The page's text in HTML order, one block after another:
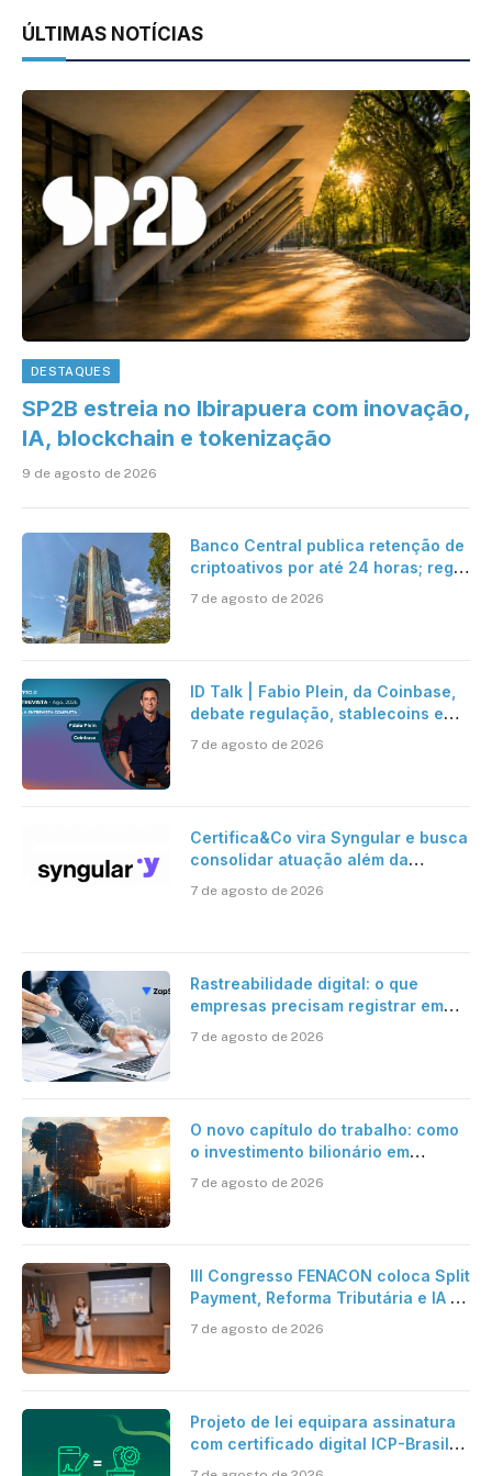
ÚLTIMAS NOTÍCIAS
DESTAQUES
SP2B estreia no Ibirapuera com inovação,
IA, blockchain e tokenização
9 de agosto de 2026
Banco Central publica retenção de
criptoativos por até 24 horas; regra
entra em vigor em 2027
7 de agosto de 2026
ID Talk | Fabio Plein, da Coinbase,
debate regulação, stablecoins e
risco onchain
7 de agosto de 2026
Certifica&Co vira Syngular e busca
consolidar atuação além da
7 de agosto de 2026
Rastreabilidade digital: o que
empresas precisam registrar em
7 de agosto de 2026
O novo capítulo do trabalho: como
o investimento bilionário em
verdadeira era da inteligência
7 de agosto de 2026
III Congresso FENACON coloca Split
Payment, Reforma Tributária e IA no
7 de agosto de 2026
Projeto de lei equipara assinatura
com certificado digital ICP-Brasil